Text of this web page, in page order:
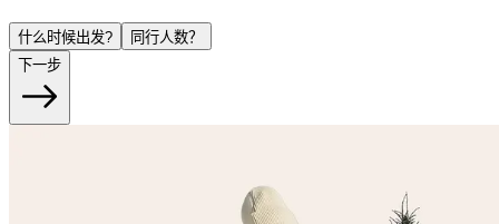
什么时候出发?
同行人数？
下一步